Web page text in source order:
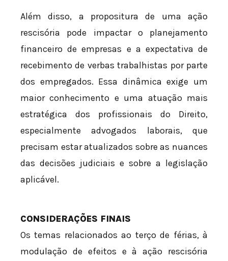
Além disso, a propositura de uma ação
rescisória pode impactar o planejamento
financeiro de empresas e a expectativa de
recebimento de verbas trabalhistas por parte
dos empregados. Essa dinâmica exige um
maior conhecimento e uma atuação mais
estratégica dos profissionais do Direito,
especialmente advogados laborais, que
precisam estar atualizados sobre as nuances
das decisões judiciais e sobre a legislação
aplicável.
CONSIDERAÇÕES FINAIS
Os temas relacionados ao terço de férias, à
modulação de efeitos e à ação rescisória